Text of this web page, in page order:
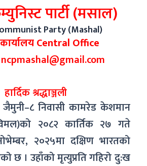
पार्टी (मसाल)
Party (Mashal)
कार्यालय Central Office
हार्दिक श्रद्धाञ्जली
निवासी कामरेड केशमान
२०८२ कार्तिक २७ गते
२०२५मा दक्षिण भारतको
छ । उहाँको मृत्युप्रति गहिरो दु:ख